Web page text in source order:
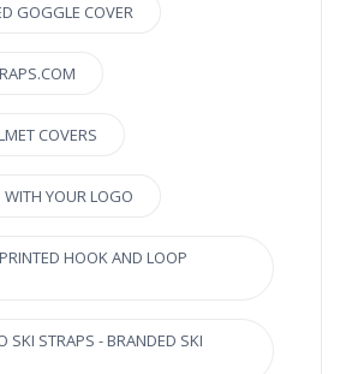
GOGGLE COVER
COVERS
WITH YOUR LOGO
HOOK AND LOOP
SKI STRAPS - BRANDED SKI